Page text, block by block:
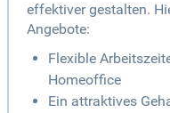
effektiver gestalten.
Angebote:
Flexible
Homeoffice
Ein attraktives